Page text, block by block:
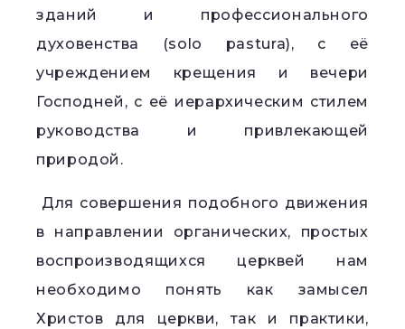
зданий и профессионального
духовенства (solo pastura), с её
учреждением крещения и вечери
Господней, с её иерархическим стилем
руководства и привлекающей
природой.
Для совершения подобного движения
в направлении органических, простых
воспроизводящихся церквей нам
необходимо понять как замысел
Христов для церкви, так и практики,